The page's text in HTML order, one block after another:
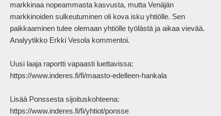
markkinaa nopeammasta kasvusta, mutta Venäjän
markkinoiden sulkeutuminen oli kova isku yhtiölle. Sen
paikkaaminen tulee olemaan yhtiölle työlästä ja aikaa vievää.
Analyytikko Erkki Vesola kommentoi.
Uusi laaja raportti vapaasti luettavissa:
https://www.inderes.fi/fi/maasto-edelleen-hankala
Lisää Ponssesta sijoituskohteena:
https://www.inderes.fi/fi/yhtiot/ponsse